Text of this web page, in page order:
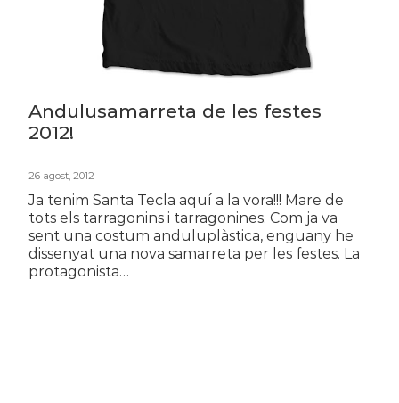
Andulusamarreta de les festes
2012!
26 agost, 2012
Ja tenim Santa Tecla aquí a la vora!!! Mare de
tots els tarragonins i tarragonines. Com ja va
sent una costum anduluplàstica, enguany he
dissenyat una nova samarreta per les festes. La
protagonista…